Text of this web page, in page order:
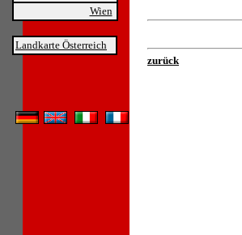
Wien
Landkarte Österreich
zurück